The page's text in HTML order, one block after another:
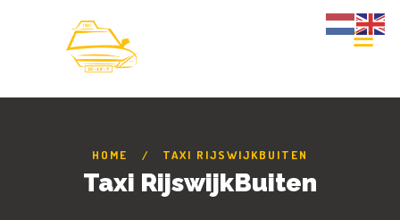
HOME TAXI RIJSWIJKBUITEN
Taxi RijswijkBuiten